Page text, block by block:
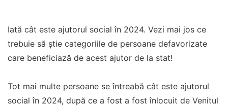
Iată cât este ajutorul social în 2024. Vezi mai jos ce
trebuie să știe categoriile de persoane defavorizate
care beneficiază de acest ajutor de la stat!
Tot mai multe persoane se întreabă cât este ajutorul
social în 2024, după ce a fost a fost înlocuit de Venitul